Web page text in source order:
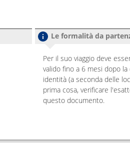
Le formalità da
Per il suo viaggio deve
valido fino a 6 mesi dopo
identità (a seconda delle
prima cosa, verificare
questo documento.